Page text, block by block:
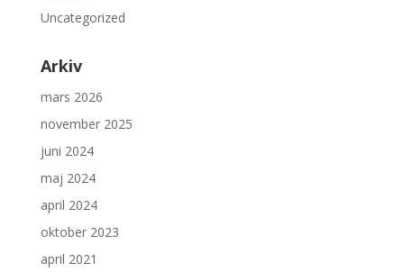
Uncategorized
Arkiv
mars 2026
november 2025
juni 2024
maj 2024
april 2024
oktober 2023
april 2021